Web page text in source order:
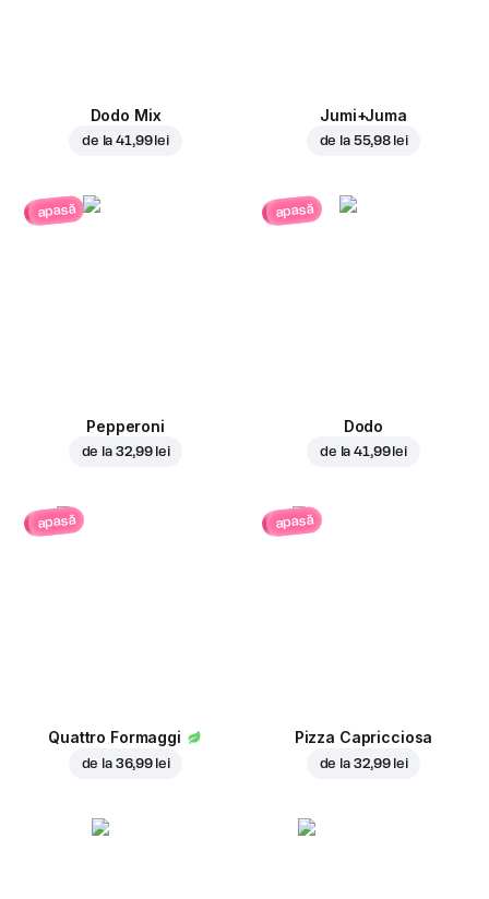
Dodo Mix
de la41,99 lei
Jumi+Juma
de la 55,98 lei
apasă
Pepperoni
de la 32,99 lei
apasă
Dodo
de la41,99 lei
apasă
Quattro Formaggi
de la 36,99 lei
apasă
Pizza Capricciosa
de la 32,99 lei